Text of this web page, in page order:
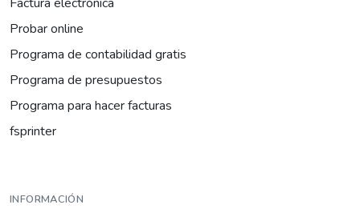
Probar online
Programa de contabilidad gratis
Programa de presupuestos
Programa para hacer facturas
fsprinter
INFORMACIÓN